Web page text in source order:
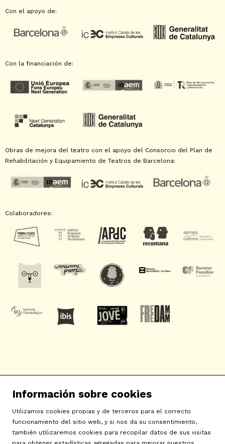
Con el apoyo de:
Con la financiación de:
Obras de mejora del teatro con el apoyo del Consorcio del Plan de
Rehabilitación y Equipamiento de Teatros de Barcelona:
Colaboradores:
c/ Neopàtria, 54
08030 Barcelona
info@sat-teatre.cat | 933457930
Información sobre cookies
Utilizamos cookies propias y de terceros para el correcto
funcionamiento del sitio web, y si nos da su consentimiento,
también utilizaremos cookies para recopilar datos de sus visitas